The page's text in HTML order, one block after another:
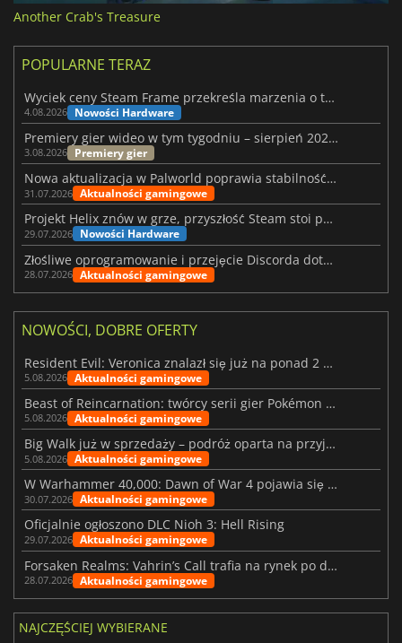
Another Crab's Treasure
POPULARNE TERAZ
Wyciek ceny Steam Frame przekreśla marzenia o tanim zestawie VR
4.08.2026 Nowości Hardware
Premiery gier wideo w tym tygodniu – sierpień 2026 r. (32. tydzień)
3.08.2026 Premiery gier
Nowa aktualizacja w Palworld poprawia stabilność Sunreach i walk z bossami
31.07.2026 Aktualności gamingowe
Projekt Helix znów w grze, przyszłość Steam stoi pod znakiem zapytania
29.07.2026 Nowości Hardware
Złośliwe oprogramowanie i przejęcie Discorda dotknęły Meccha Chameleon
28.07.2026 Aktualności gamingowe
NOWOŚCI, DOBRE OFERTY
Resident Evil: Veronica znalazł się już na ponad 2 milionach list życzeń
5.08.2026 Aktualności gamingowe
Beast of Reincarnation: twórcy serii gier Pokémon wkraczają na nową ścieżkę
5.08.2026 Aktualności gamingowe
Big Walk już w sprzedaży – podróż oparta na przyjaźni
5.08.2026 Aktualności gamingowe
W Warhammer 40,000: Dawn of War 4 pojawia się frakcja Nekronów
30.07.2026 Aktualności gamingowe
Oficjalnie ogłoszono DLC Nioh 3: Hell Rising
29.07.2026 Aktualności gamingowe
Forsaken Realms: Vahrin’s Call trafia na rynek po dziesięciu latach prac
28.07.2026 Aktualności gamingowe
NAJCZĘŚCIEJ WYBIERANE